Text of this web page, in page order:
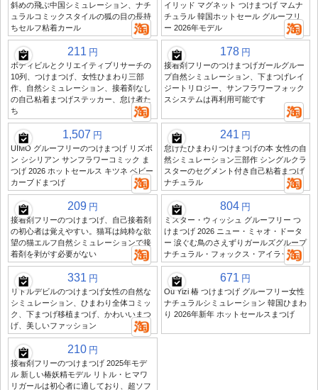
斜めの飛ぶ中国シミュレーション、ナチ
ュラルコミックスタイルの狐の目の長持
ちセルフ粘着カール
イリッド マグネット つけまつげ マムナ
チュラル 韓国ホットセール グルーフリ
ー 2026年モデル
211 円
ボディビルとクリエイティブリサーチの
10列、つけまつげ、女性ひまわり三部
作、自然シミュレーション、接着剤なし
の自己粘着まつげステッカー、怠け者た
ち
178 円
接着剤フリーのつけまつげガールグルー
プ自然シミュレーション、下まつげレイ
ジートリロジー、サンフラワーフォック
スシステムは再利用可能です
1,507 円
UIMO グルーフリーのつけまつげ リズボ
ン シシリアン サンフラワーコミック ま
つげ 2026 ホットセールス キツネ ベビー
カーブドまつげ
241 円
怠けたひまわりつけまつげの本 女性の自
然シミュレーション三部作 シングルクラ
スターのセグメント付き自己粘着まつげ
ナチュラル
209 円
接着剤フリーのつけまつげ、自己接着剤
の初心者は覚えやすい。猫耳は純粋な欲
望の猫エルフ自然シミュレーションで接
着剤を剥がす必要がない
804 円
ミスター・ウィッシュ グルーフリー つ
けまつげ 2026 ニュー・ミャオ・ドータ
ー 涙ぐむ鳥のさえずりガールズグループ
ナチュラル・フォックス・アイラッシュ
331 円
リトルデビルのつけまつげ女性の自然な
シミュレーション、ひまわり全体コミッ
ク、下まつげ移植まつげ、かわいいまつ
げ、美しいファッション
671 円
Ou Yizi 椿 つけまつげ グルーフリー女性
ナチュラルシミュレーション 韓国ひまわ
り 2026年新年 ホットセールスまつげ
210 円
接着剤フリーのつけまつげ 2025年モデ
ル 新しい椿妖精モデル リトル・ヒマワ
リガールは初心者に適しており、超ソフ